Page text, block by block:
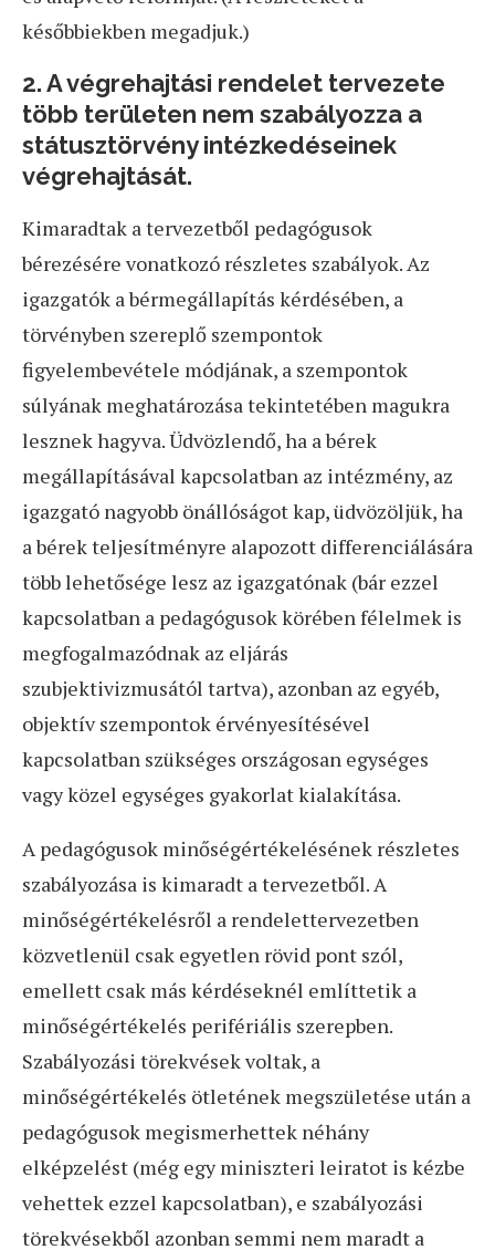
későbbiekben megadjuk.)
2. A végrehajtási rendelet tervezete
több területen nem szabályozza a
státusztörvény intézkedéseinek
végrehajtását.
Kimaradtak a tervezetből pedagógusok
bérezésére vonatkozó részletes szabályok. Az
igazgatók a bérmegállapítás kérdésében, a
törvényben szereplő szempontok
figyelembevétele módjának, a szempontok
súlyának meghatározása tekintetében magukra
lesznek hagyva. Üdvözlendő, ha a bérek
megállapításával kapcsolatban az intézmény, az
igazgató nagyobb önállóságot kap, üdvözöljük, ha
a bérek teljesítményre alapozott differenciálására
több lehetősége lesz az igazgatónak (bár ezzel
kapcsolatban a pedagógusok körében félelmek is
megfogalmazódnak az eljárás
szubjektivizmusától tartva), azonban az egyéb,
objektív szempontok érvényesítésével
kapcsolatban szükséges országosan egységes
vagy közel egységes gyakorlat kialakítása.
A pedagógusok minőségértékelésének részletes
szabályozása is kimaradt a tervezetből. A
minőségértékelésről a rendelettervezetben
közvetlenül csak egyetlen rövid pont szól,
emellett csak más kérdéseknél említtetik a
minőségértékelés perifériális szerepben.
Szabályozási törekvések voltak, a
minőségértékelés ötletének megszületése után a
pedagógusok megismerhettek néhány
elképzelést (még egy miniszteri leiratot is kézbe
vehettek ezzel kapcsolatban), e szabályozási
törekvésekből azonban semmi nem maradt a